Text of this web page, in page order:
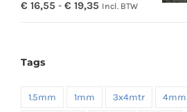
€ 16,55 - € 19,35 Prijsklasse:
Incl. BTW
Tags
1.5mm 1mm 3x4mtr 4mm